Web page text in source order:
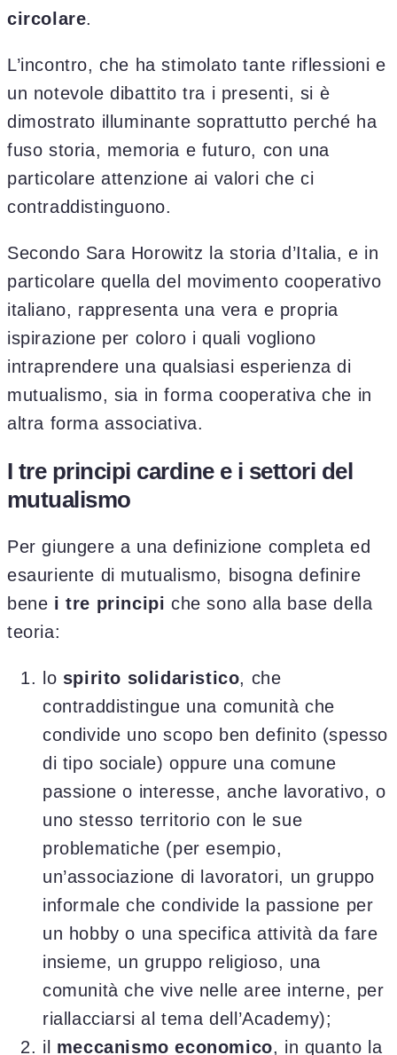
circolare.
L’incontro, che ha stimolato tante riflessioni e
un notevole dibattito tra i presenti, si è
dimostrato illuminante soprattutto perché ha
fuso storia, memoria e futuro, con una
particolare attenzione ai valori che ci
contraddistinguono.
Secondo Sara Horowitz la storia d’Italia, e in
particolare quella del movimento cooperativo
italiano, rappresenta una vera e propria
ispirazione per coloro i quali vogliono
intraprendere una qualsiasi esperienza di
mutualismo, sia in forma cooperativa che in
altra forma associativa.
I tre principi cardine e i settori del
mutualismo
Per giungere a una definizione completa ed
esauriente di mutualismo, bisogna definire
bene i tre principi che sono alla base della
teoria:
lo spirito solidaristico, che
contraddistingue una comunità che
condivide uno scopo ben definito (spesso
di tipo sociale) oppure una comune
passione o interesse, anche lavorativo, o
uno stesso territorio con le sue
problematiche (per esempio,
un’associazione di lavoratori, un gruppo
informale che condivide la passione per
un hobby o una specifica attività da fare
insieme, un gruppo religioso, una
comunità che vive nelle aree interne, per
riallacciarsi al tema dell’Academy);
il meccanismo economico, in quanto la